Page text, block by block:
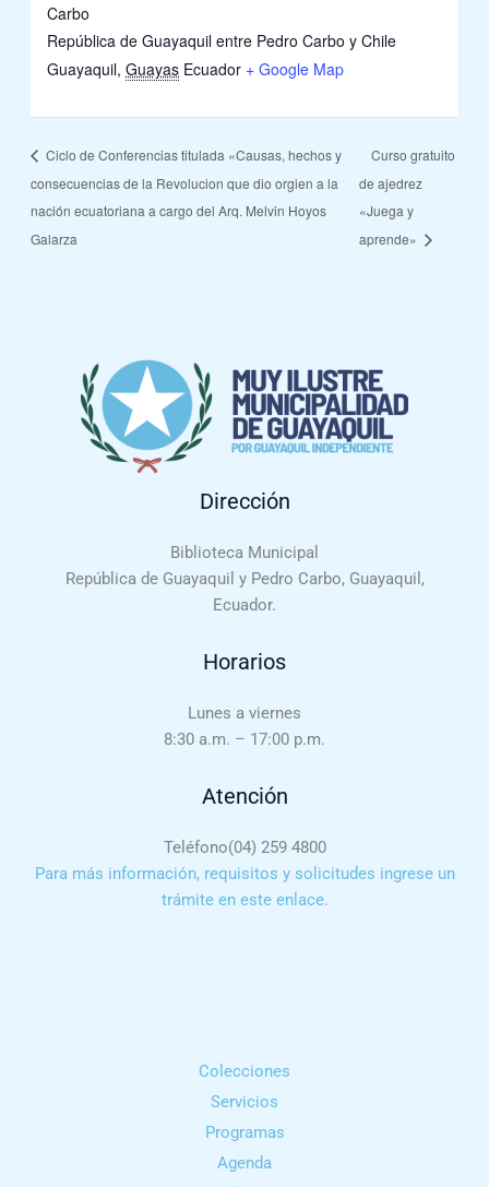
Carbo
República de Guayaquil entre Pedro Carbo y Chile
Guayaquil, Guayas Ecuador + Google Map
Ciclo de Conferencias titulada «Causas, hechos y
consecuencias de la Revolucion que dio orgien a la
nación ecuatoriana a cargo del Arq. Melvin Hoyos
Galarza
Curso gratuito
de ajedrez
«Juega y
aprende»
Dirección
Biblioteca Municipal
República de Guayaquil y Pedro Carbo, Guayaquil,
Ecuador.
Horarios
Lunes a viernes
8:30 a.m. – 17:00 p.m.
Atención
Teléfono(04) 259 4800
Para más información, requisitos y solicitudes ingrese un
trámite en este enlace.
Colecciones
Servicios
Programas
Agenda